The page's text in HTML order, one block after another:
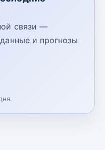
связи —
и прогнозы